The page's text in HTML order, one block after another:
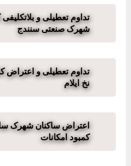
تداوم تعطیلی و
شهرک صنعتی سنندج
تداوم تعطیلی و اعتراض
نخ ایلام
اعتراض ساکنان شهرک
کمبود امکانات